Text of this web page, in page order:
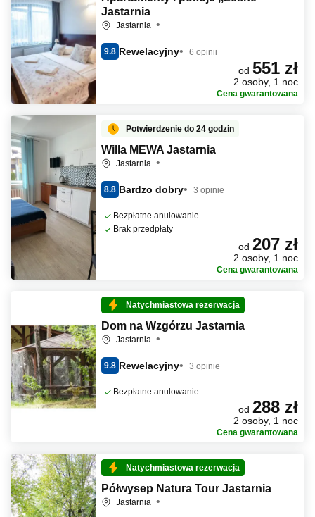
Jastarnia
Jastarnia
9.8 Rewelacyjny 6 opinii
od 551 zł
2 osoby, 1 noc
Cena gwarantowana
Potwierdzenie do 24 godzin
Willa MEWA Jastarnia
Jastarnia
8.8 Bardzo dobry 3 opinie
Bezpłatne anulowanie
Brak przedpłaty
od 207 zł
2 osoby, 1 noc
Cena gwarantowana
Natychmiastowa rezerwacja
Dom na Wzgórzu Jastarnia
Jastarnia
9.8 Rewelacyjny 3 opinie
Bezpłatne anulowanie
od 288 zł
2 osoby, 1 noc
Cena gwarantowana
Natychmiastowa rezerwacja
Półwysep Natura Tour Jastarnia
Jastarnia